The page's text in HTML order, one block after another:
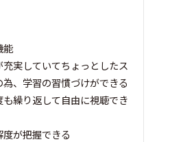
能
実していてちょっとしたス
、学習の習慣づけができる
も繰り返して自由に視聴でき
度が把握できる